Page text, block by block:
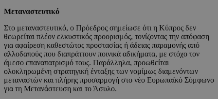
Μεταναστευτικό
Στο μεταναστευτικό, ο Πρόεδρος σημείωσε ότι η Κύπρος δεν
θεωρείται πλέον ελκυστικός προορισμός, τονίζοντας την απόφαση
για αφαίρεση καθεστώτος προστασίας ή άδειας παραμονής από
αλλοδαπούς που διαπράττουν ποινικά αδικήματα, με στόχο τον
άμεσο επαναπατρισμό τους. Παράλληλα, προωθείται
ολοκληρωμένη στρατηγική ένταξης των νομίμως διαμενόντων
μεταναστών και πλήρης προσαρμογή στο νέο Ευρωπαϊκό Σύμφωνο
για τη Μετανάστευση και το Άσυλο.